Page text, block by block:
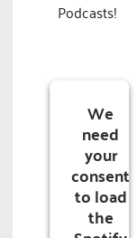
Podcasts!
We
need
your
consent
to load
the